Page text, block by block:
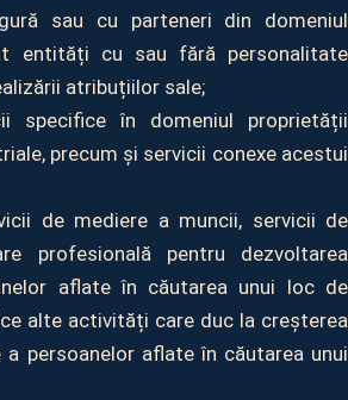
sau cu parteneri din domeniul
entități cu sau fără personalitate
atribuțiilor sale;
specifice în domeniul proprietății
precum și servicii conexe acestui
de mediere a muncii, servicii de
profesională pentru dezvoltarea
aflate în căutarea unui loc de
alte activități care duc la creșterea
a persoanelor aflate în căutarea unui